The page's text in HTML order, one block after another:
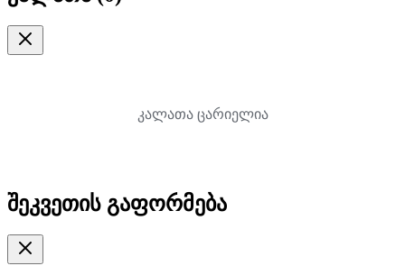
კალათა ცარიელია
შეკვეთის გაფორმება